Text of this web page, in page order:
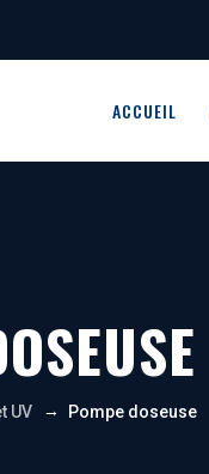
ACCUEIL
UV → Pompe doseuse